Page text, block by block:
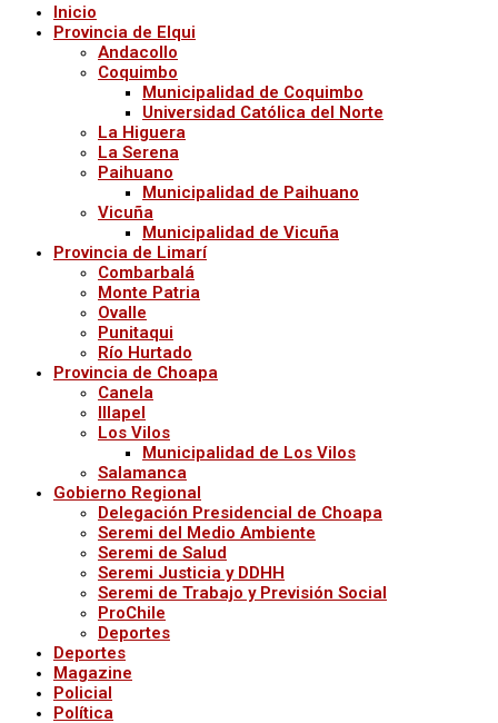
Inicio
Provincia de Elqui
Andacollo
Coquimbo
Municipalidad de Coquimbo
Universidad Católica del Norte
La Higuera
La Serena
Paihuano
Municipalidad de Paihuano
Vicuña
Municipalidad de Vicuña
Provincia de Limarí
Combarbalá
Monte Patria
Ovalle
Punitaqui
Río Hurtado
Provincia de Choapa
Canela
Illapel
Los Vilos
Municipalidad de Los Vilos
Salamanca
Gobierno Regional
Delegación Presidencial de Choapa
Seremi del Medio Ambiente
Seremi de Salud
Seremi Justicia y DDHH
Seremi de Trabajo y Previsión Social
ProChile
Deportes
Deportes
Magazine
Policial
Política